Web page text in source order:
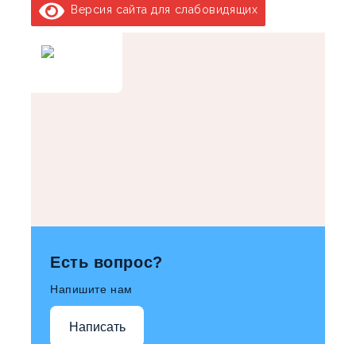
Версия сайта для слабовидящих
Есть вопрос?
Напишите нам
Написать